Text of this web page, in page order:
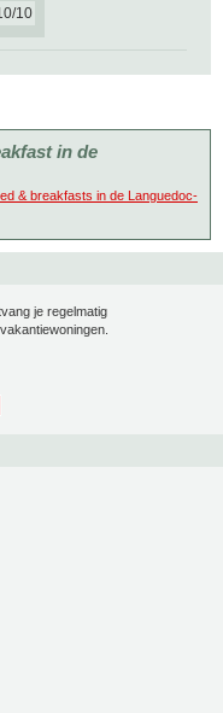
10
in de
& breakfasts in de Languedoc-
je regelmatig